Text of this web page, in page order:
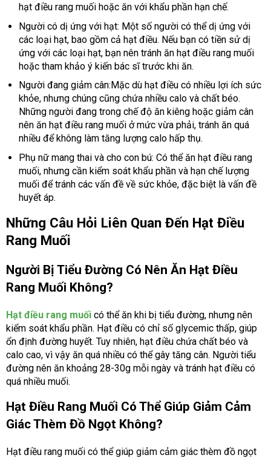
hạt điều rang muối hoặc ăn với khẩu phần hạn chế.
Người có dị ứng với hạt: Một số người có thể dị ứng với
các loại hạt, bao gồm cả hạt điều. Nếu bạn có tiền sử dị
ứng với các loại hạt, bạn nên tránh ăn hạt điều rang muối
hoặc tham khảo ý kiến bác sĩ trước khi ăn.
Người đang giảm cân:Mặc dù hạt điều có nhiều lợi ích sức
khỏe, nhưng chúng cũng chứa nhiều calo và chất béo.
Những người đang trong chế độ ăn kiêng hoặc giảm cân
nên ăn hạt điều rang muối ở mức vừa phải, tránh ăn quá
nhiều để không làm tăng lượng calo hấp thụ.
Phụ nữ mang thai và cho con bú: Có thể ăn hạt điều rang
muối, nhưng cần kiểm soát khẩu phần và hạn chế lượng
muối để tránh các vấn đề về sức khỏe, đặc biệt là vấn đề
huyết áp.
Những Câu Hỏi Liên Quan Đến Hạt Điều
Rang Muối
Người Bị Tiểu Đường Có Nên Ăn Hạt Điều
Rang Muối Không?
Hạt điều rang muối có thể ăn khi bị tiểu đường, nhưng nên
kiểm soát khẩu phần. Hạt điều có chỉ số glycemic thấp, giúp
ổn định đường huyết. Tuy nhiên, hạt điều chứa chất béo và
calo cao, vì vậy ăn quá nhiều có thể gây tăng cân. Người tiểu
đường nên ăn khoảng 28-30g mỗi ngày và tránh hạt điều có
quá nhiều muối.
Hạt Điều Rang Muối Có Thể Giúp Giảm Cảm
Giác Thèm Đồ Ngọt Không?
Hạt điều rang muối có thể giúp giảm cảm giác thèm đồ ngọt